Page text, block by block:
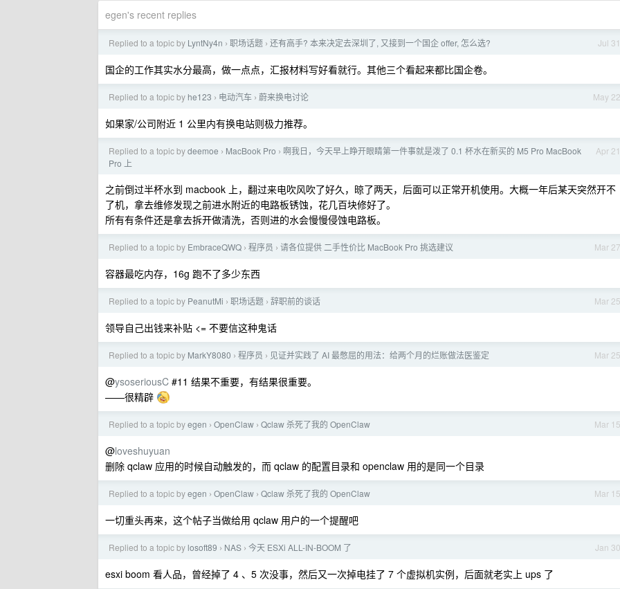
egen's recent replies
Jul 31
Replied to a topic by LyntNy4n › 职场话题 › 还有高手? 本来决定去深圳了, 又接到一个国企 offer, 怎么选?
国企的工作其实水分最高，做一点点，汇报材料写好看就行。其他三个看起来都比国企卷。
May 22
Replied to a topic by he123 › 电动汽车 › 蔚来换电讨论
如果家/公司附近 1 公里内有换电站则极力推荐。
Apr 21
Replied to a topic bydeemoe › MacBook Pro › 啊我日，今天早上睁开眼睛第一件事就是泼了 0.1 杯水在新买的 M5 Pro MacBook
Pro 上
之前倒过半杯水到 macbook 上，翻过来电吹风吹了好久，晾了两天，后面可以正常开机使用。大概一年后某天突然开不
了机，拿去维修发现之前进水附近的电路板锈蚀，花几百块修好了。
所有有条件还是拿去拆开做清洗，否则进的水会慢慢侵蚀电路板。
Mar 27
Replied to a topic by EmbraceQWQ › 程序员 › 请各位提供 二手性价比 MacBook Pro 挑选建议
容器最吃内存，16g 跑不了多少东西
Mar 25
Replied to a topic by PeanutMi › 职场话题 › 辞职前的谈话
领导自己出钱来补贴 <= 不要信这种鬼话
Mar 25
Replied to a topic by MarkY8080 › 程序员 › 见证并实践了 AI 最憋屈的用法：给两个月的烂账做法医鉴定
@ysoseriousC #11 结果不重要，有结果很重要。
——很精辟
Mar 15
Replied to a topic byegen › OpenClaw › Qclaw 杀死了我的 OpenClaw
@loveshuyuan
删除 qclaw 应用的时候自动触发的，而 qclaw 的配置目录和 openclaw 用的是同一个目录
Mar 15
Replied to a topic byegen › OpenClaw › Qclaw 杀死了我的 OpenClaw
一切重头再来，这个帖子当做给用 qclaw 用户的一个提醒吧
Jan 30
Replied to a topic by losoft89 › NAS › 今天 ESXi ALL-IN-BOOM 了
esxi boom 看人品，曾经掉了 4 、5 次没事，然后又一次掉电挂了 7 个虚拟机实例，后面就老实上 ups 了